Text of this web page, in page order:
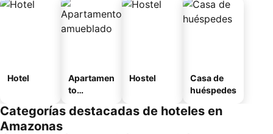
Hotel
Apartamen
to
o
Hostel
Casa de
huéspedes
Categorías destacadas de hoteles en
Amazonas